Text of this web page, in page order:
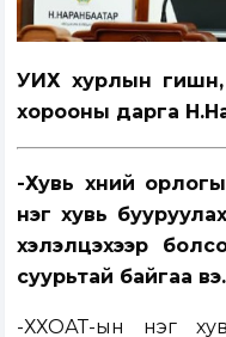
УИХ хурлын
хорооны дарга
-Хувь хүний
нэг хувь
хэлэлцэхээр
суурьтай байгаа
-ХХОАТ-ын нэг